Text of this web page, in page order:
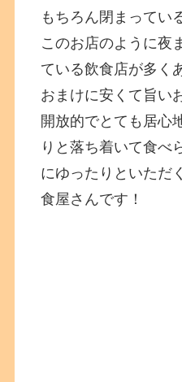
もちろん閉まってい
このお店のように夜
ている飲食店が多く
おまけに安くて旨い
開放的でとても居心
りと落ち着いて食べ
にゆったりといただ
食屋さんです！